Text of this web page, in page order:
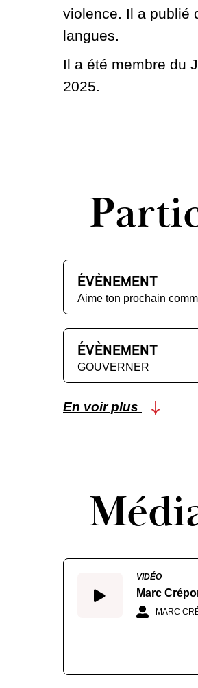
violence. Il a publié
langues.
Il a été membre du
2025.
ÉVÈNEMENT
Aime ton prochain
ÉVÈNEMENT
GOUVERNER
En voir plus
VIDÉO
Marc
MARC